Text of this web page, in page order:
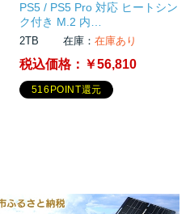
PS5 / PS5 Pro 対応 ヒートシン
ク付き M.2 内…
2TB 在庫：在庫あり
税込価格： ￥56,810
516POINT還元